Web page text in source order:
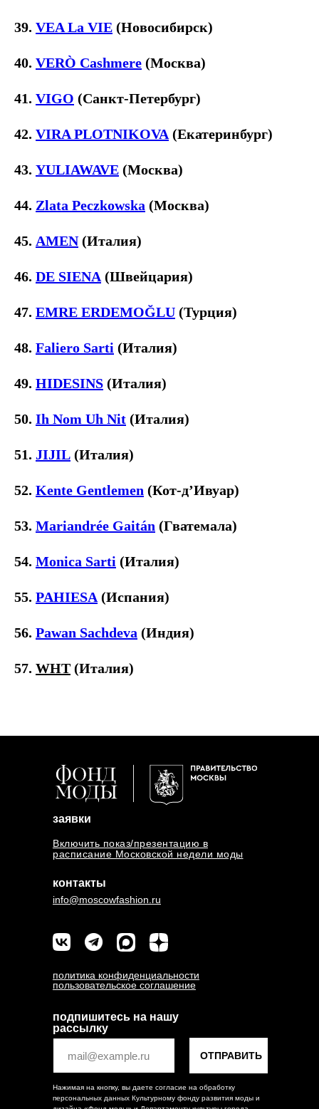
39. VEA Lа VIE (Новосибирск)
40. VERÒ Cashmere (Москва)
41. VIGO (Санкт-Петербург)
42. VIRA PLOTNIKOVA (Екатеринбург)
43. YULIAWAVE (Москва)
44. Zlata Peczkowska (Москва)
45. AMEN(Италия)
46. DE SIENA (Швейцария)
47. EMRE ERDEMOĞLU (Турция)
48. Faliero Sarti (Италия)
49. HIDESINS (Италия)
50. Ih Nom Uh Nit (Италия)
51. JIJIL (Италия)
52. Kente Gentlemen (Кот-д’Ивуар)
53. Mariandrée Gaitán (Гватемала)
54. Monica Sarti (Италия)
55. PAHIESA (Испания)
56. Pawan Sachdeva (Индия)
57. WHT (Италия)
подпишитесь на нашу
рассылку
политика конфиденциальности
пользовательское соглашение
контакты
info@moscowfashion.ru
заявки
Включить показ/презентацию в
расписание Московской недели моды
Нажимая на кнопку, вы даете согласие на обработку
персональных данных Культурному фонду развития моды и
ОТПРАВИТЬ